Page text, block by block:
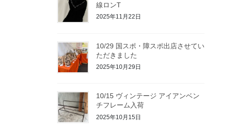
線ロンT
2025年11月22日
10/29 国スポ・障スポ出店させてい
ただきました
2025年10月29日
10/15 ヴィンテージ アイアンベン
チフレーム入荷
2025年10月15日